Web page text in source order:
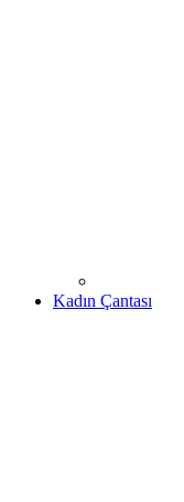
Kadın Çantası